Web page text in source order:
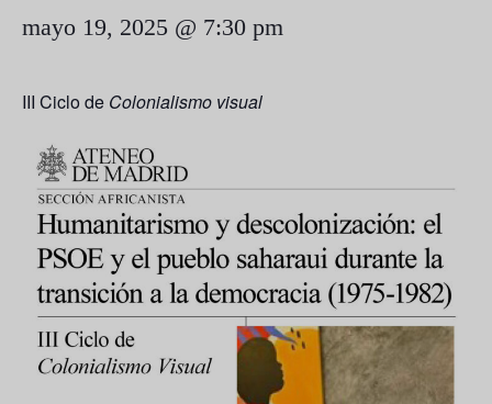
mayo 19, 2025 @ 7:30 pm
III Ciclo de Colonialismo visual